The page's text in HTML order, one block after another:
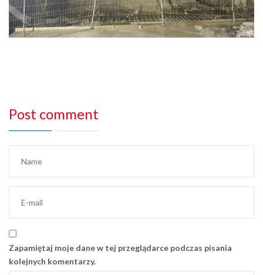
Post comment
Zapamiętaj moje dane w tej przeglądarce podczas pisania
kolejnych komentarzy.